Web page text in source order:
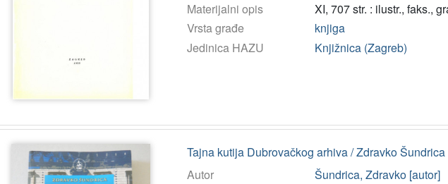
Materijalni opis
XI, 707 str. : ilustr., faks.,
Vrsta građe
knjiga
Jedinica HAZU
Knjižnica (Zagreb)
Tajna kutija Dubrovačkog arhiva / Zdravko Šundrica
Autor
Šundrica, Zdravko [autor]